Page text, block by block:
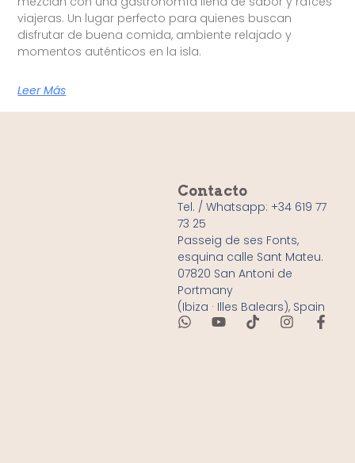
viajeras. Un lugar perfecto para quienes buscan
disfrutar de buena comida, ambiente relajado y
momentos auténticos en la isla.
Leer Más
Contacto
Tel. / Whatsapp: +34 619 77
73 25
Passeig de ses Fonts,
esquina calle Sant Mateu.
07820 San Antoni de
Portmany
(Ibiza · Illes Balears), Spain